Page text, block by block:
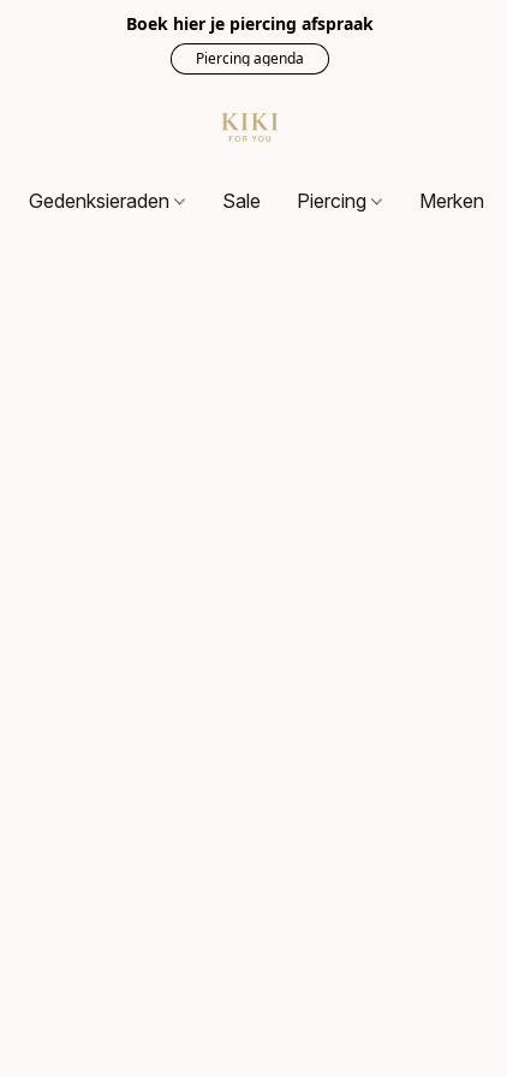
Boek hier je piercing afspraak
Piercing agenda
Gedenksieraden Sale Piercing Merken